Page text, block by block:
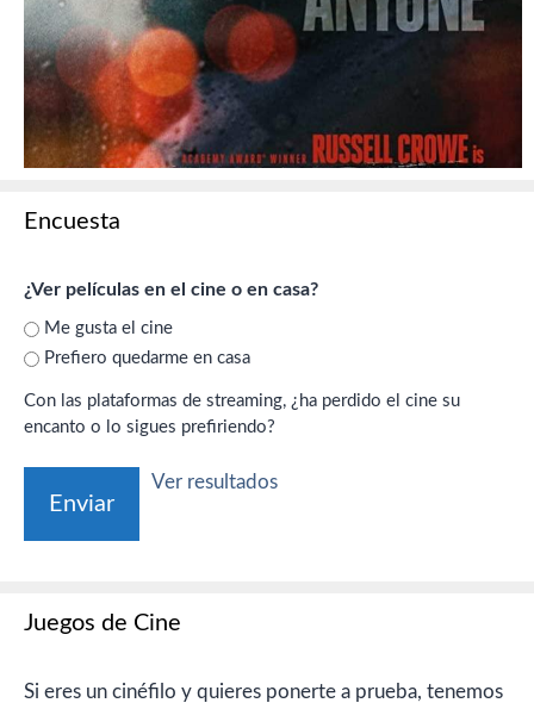
Encuesta
¿Ver películas en el cine o en casa?
Me gusta el cine
Prefiero quedarme en casa
Con las plataformas de streaming, ¿ha perdido el cine su
encanto o lo sigues prefiriendo?
Ver resultados
Juegos de Cine
Si eres un cinéfilo y quieres ponerte a prueba, tenemos